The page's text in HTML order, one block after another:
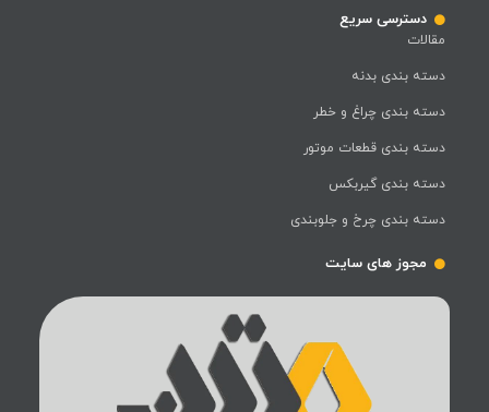
دسترسی سریع
مقالات
دسته بندی بدنه
دسته بندی چراغ و خطر
دسته بندی قطعات موتور
دسته بندی گیربکس
دسته بندی چرخ و جلوبندی
مجوز های سایت